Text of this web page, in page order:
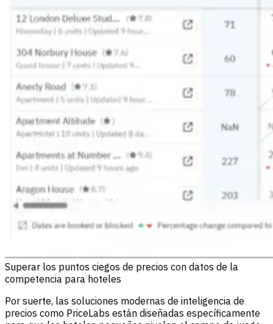
Superar los puntos ciegos de precios con datos de la
competencia para hoteles
Por suerte, las soluciones modernas de inteligencia de
precios como PriceLabs están diseñadas específicamente